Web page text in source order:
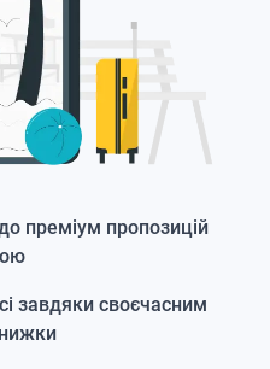
преміум пропозицій
завдяки своєчасним